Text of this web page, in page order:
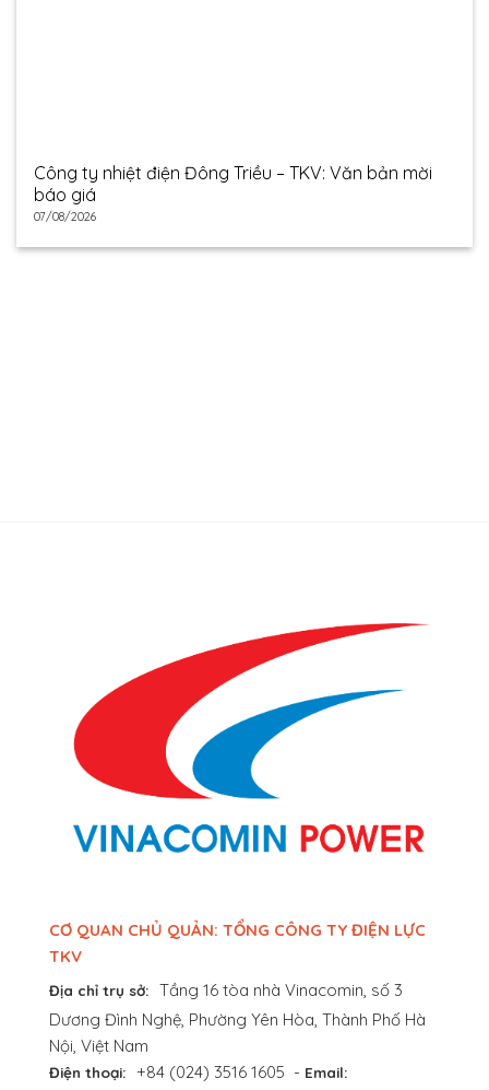
Công ty nhiệt điện Đông Triều – TKV: Văn bản mời
báo giá
07/08/2026
CƠ QUAN CHỦ QUẢN: TỔNG CÔNG TY ĐIỆN LỰC
TKV
Địa chỉ trụ sở: Tầng 16 tòa nhà Vinacomin, số 3
Dương Đình Nghệ, Phường Yên Hòa, Thành Phố Hà
Nội, Việt Nam
Điện thoại: +84 (024) 3516 1605 - Email: